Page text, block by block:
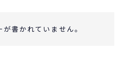
書かれていません。